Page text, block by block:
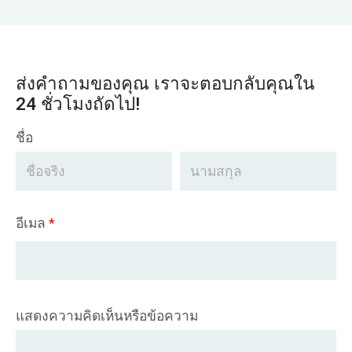
ส่งคำถามของคุณ เราจะตอบกลับคุณใน
24 ชั่วโมงถัดไป!
ชื่อ
อีเมล *
แสดงความคิดเห็นหรือข้อความ